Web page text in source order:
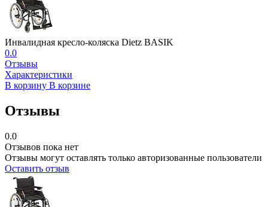
Инвалидная кресло-коляска Dietz BASIK
0.0
Отзывы
Характеристики
В корзину В корзине
Отзывы
0.0
Отзывов пока нет
Отзывы могут оставлять только авторизованные пользователи
Оставить отзыв